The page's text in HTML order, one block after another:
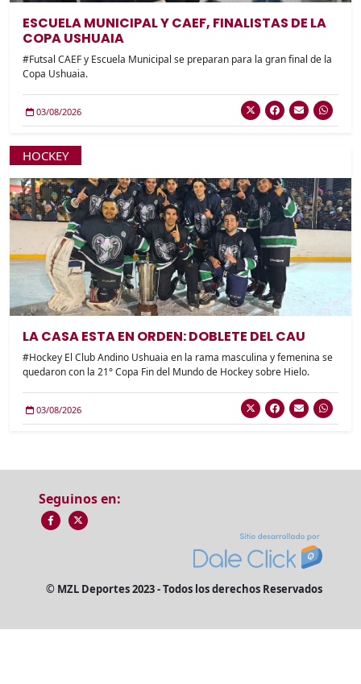
ESCUELA MUNICIPAL Y CAEF, FINALISTAS DE LA
COPA USHUAIA
#Futsal CAEF y Escuela Municipal se preparan para la gran final de la
Copa Ushuaia.
03/08/2026
HOCKEY
LA CASA ESTA EN ORDEN: DOBLETE DEL CAU
#Hockey El Club Andino Ushuaia en la rama masculina y femenina se
quedaron con la 21° Copa Fin del Mundo de Hockey sobre Hielo.
03/08/2026
Seguinos en:
© MZL Deportes 2023 - Todos los derechos Reservados